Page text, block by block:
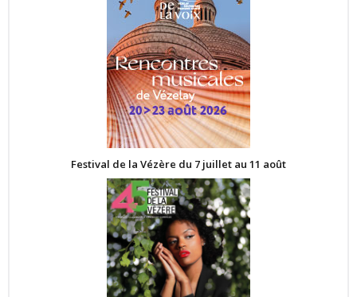
Festival de la Vézère du 7 juillet au 11 août